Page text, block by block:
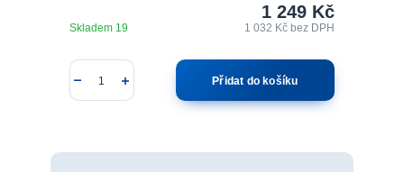
1 249 Kč
1 032 Kč bez DPH
Skladem 19
Přidat do košíku